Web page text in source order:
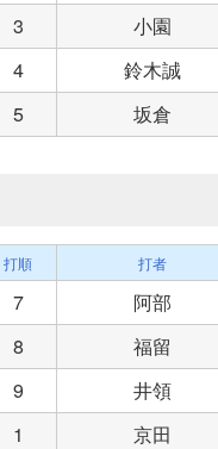
3 小園
4 鈴木誠
5 坂倉
打順 打者
7 阿部
8 福留
9 井領
1 京田